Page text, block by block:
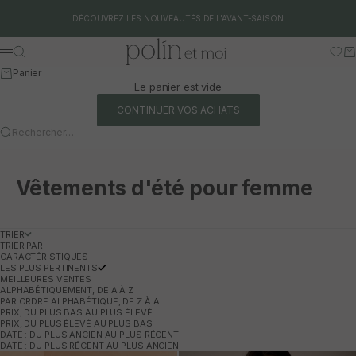
DÉCOUVREZ LES NOUVEAUTÉS DE L'AVANT-SAISON
Polín et moi
Menu
Rechercher
Panier
Le panier est vide
CONTINUER VOS ACHATS
Rechercher…
Vêtements d'été pour femme
TRIER
TRIER PAR
CARACTÉRISTIQUES
LES PLUS PERTINENTS
MEILLEURES VENTES
ALPHABÉTIQUEMENT, DE A À Z
PAR ORDRE ALPHABÉTIQUE, DE Z À A
PRIX, DU PLUS BAS AU PLUS ÉLEVÉ
PRIX, DU PLUS ÉLEVÉ AU PLUS BAS
DATE : DU PLUS ANCIEN AU PLUS RÉCENT
DATE : DU PLUS RÉCENT AU PLUS ANCIEN